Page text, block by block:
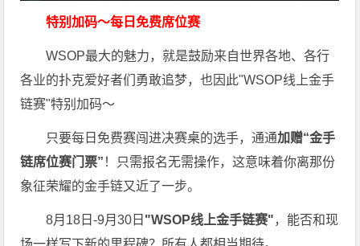
特别加码～每日免费席位赛
WSOP最大的魅力，就是鼓励来自世界各地、各行
各业的扑克爱好者们勇敢追梦，也因此"WSOP线上金手
链赛"特别加码～
只要每日免费赛闯进决赛桌的选手，通通加赠“金手
链席位赛门票” ！只需报名无需操作，这意味着你离那份
象征荣耀的金手链又近了一步。
8月18日-9月30日 "WSOP线上金手链赛"，能否和现